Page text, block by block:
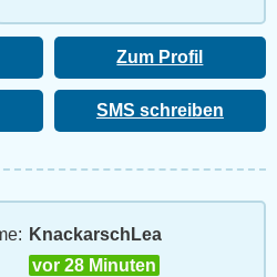
befummeln und lecken zu
lassen. Bitte nur reife und
seriös
Zum Profil
SMS schreiben
KnackarschLea
vor 28 Minuten